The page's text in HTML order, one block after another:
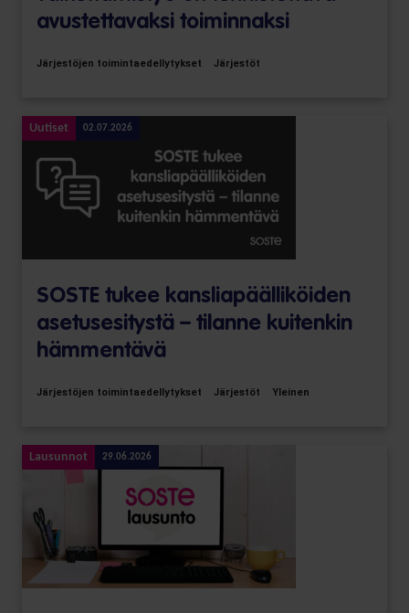
avustettavaksi toiminnaksi
Järjestöjen toimintaedellytykset Järjestöt
Uutiset 02.07.2026
SOSTE tukee kansliapäälliköiden
asetusesitystä – tilanne kuitenkin
hämmentävä
Järjestöjen toimintaedellytykset Järjestöt Yleinen
Lausunnot 29.06.2026